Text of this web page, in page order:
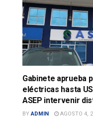
Gabinete aprueba
eléctricas hasta
ASEP intervenir
BY ADMIN AGOSTO 4,